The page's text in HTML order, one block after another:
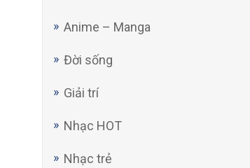
Anime – Manga
Đời sống
Giải trí
Nhạc HOT
Nhạc trẻ